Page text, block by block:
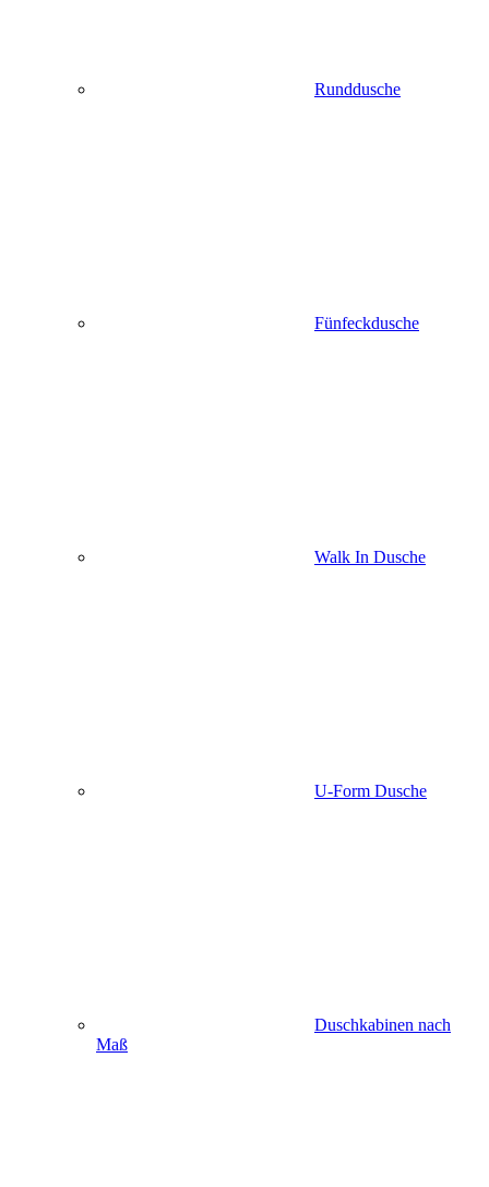
Runddusche
Fünfeckdusche
Walk In Dusche
U-Form Dusche
Duschkabinen nach
Maß